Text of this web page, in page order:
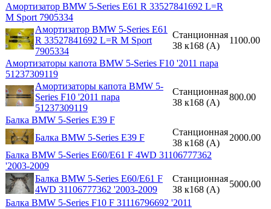
Амортизатор BMW 5-Series E61 R 33527841692 L=R
M Sport 7905334
Амортизатор BMW 5-Series E61
R 33527841692 L=R M Sport
7905334
Станционная
38 к168 (A)
1100.00
Амортизаторы капота BMW 5-Series F10 '2011 пара
51237309119
Амортизаторы капота BMW 5-
Series F10 '2011 пара
51237309119
Станционная
38 к168 (A)
800.00
Балка BMW 5-Series E39 F
Балка BMW 5-Series E39 F
Станционная
38 к168 (A)
2000.00
Балка BMW 5-Series E60/E61 F 4WD 31106777362
'2003-2009
Балка BMW 5-Series E60/E61 F
4WD 31106777362 '2003-2009
Станционная
38 к168 (A)
5000.00
Балка BMW 5-Series F10 F 31116796692 '2011